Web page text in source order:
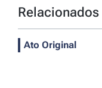
Relacionados
Ato Original